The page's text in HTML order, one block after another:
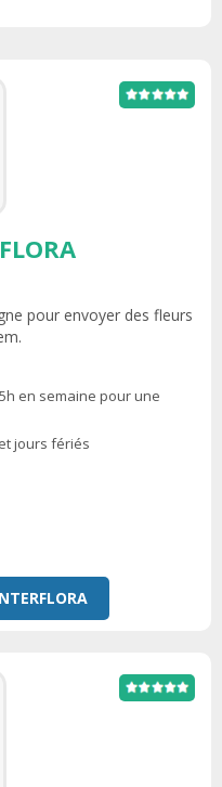
pour envoyer des fleurs
en semaine pour une
jours fériés